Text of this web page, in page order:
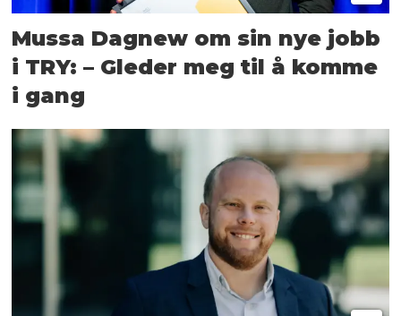
Mussa Dagnew om sin nye jobb
i TRY: – Gleder meg til å komme
i gang